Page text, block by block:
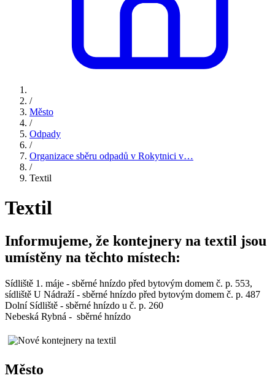
/
Město
/
Odpady
/
Organizace sběru odpadů v Rokytnici v…
/
Textil
Textil
Informujeme, že kontejnery na textil jsou
umístěny na těchto místech:
Sídliště 1. máje - sběrné hnízdo před bytovým domem č. p. 553,
sídliště U Nádraží - sběrné hnízdo před bytovým domem č. p. 487
Dolní Sídliště - sběrné hnízdo u č. p. 260
Nebeská Rybná - sběrné hnízdo
Město